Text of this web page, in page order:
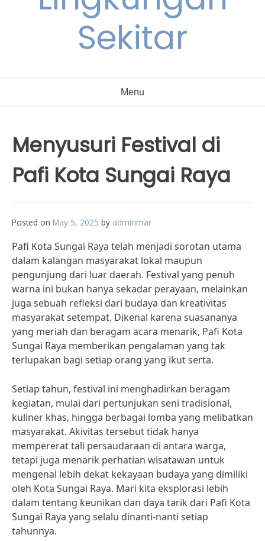
Sekitar
Menu
Menyusuri Festival di
Pafi Kota Sungai Raya
Posted on May 5, 2025 by adminmar
Pafi Kota Sungai Raya telah menjadi sorotan utama
dalam kalangan masyarakat lokal maupun
pengunjung dari luar daerah. Festival yang penuh
warna ini bukan hanya sekadar perayaan, melainkan
juga sebuah refleksi dari budaya dan kreativitas
masyarakat setempat. Dikenal karena suasananya
yang meriah dan beragam acara menarik, Pafi Kota
Sungai Raya memberikan pengalaman yang tak
terlupakan bagi setiap orang yang ikut serta.
Setiap tahun, festival ini menghadirkan beragam
kegiatan, mulai dari pertunjukan seni tradisional,
kuliner khas, hingga berbagai lomba yang melibatkan
masyarakat. Akivitas tersebut tidak hanya
mempererat tali persaudaraan di antara warga,
tetapi juga menarik perhatian wisatawan untuk
mengenal lebih dekat kekayaan budaya yang dimiliki
oleh Kota Sungai Raya. Mari kita eksplorasi lebih
dalam tentang keunikan dan daya tarik dari Pafi Kota
Sungai Raya yang selalu dinanti-nanti setiap
tahunnya.